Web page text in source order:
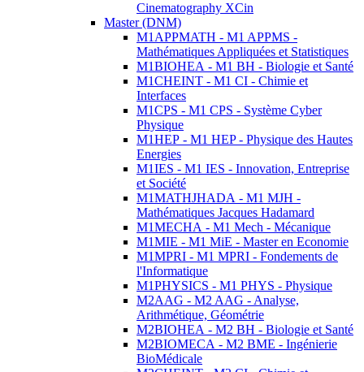
Cinematography XCin
Master (DNM)
M1APPMATH - M1 APPMS -
Mathématiques Appliquées et Statistiques
M1BIOHEA - M1 BH - Biologie et Santé
M1CHEINT - M1 CI - Chimie et
Interfaces
M1CPS - M1 CPS - Système Cyber
Physique
M1HEP - M1 HEP - Physique des Hautes
Energies
M1IES - M1 IES - Innovation, Entreprise
et Société
M1MATHJHADA - M1 MJH -
Mathématiques Jacques Hadamard
M1MECHA - M1 Mech - Mécanique
M1MIE - M1 MiE - Master en Economie
M1MPRI - M1 MPRI - Fondements de
l'Informatique
M1PHYSICS - M1 PHYS - Physique
M2AAG - M2 AAG - Analyse,
Arithmétique, Géométrie
M2BIOHEA - M2 BH - Biologie et Santé
M2BIOMECA - M2 BME - Ingénierie
BioMédicale